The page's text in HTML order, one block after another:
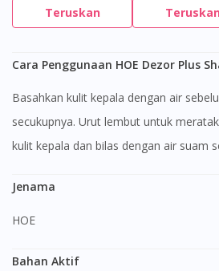
Teruskan Teruskan
Cara Penggunaan HOE Dezor Plus
Basahkan kulit kepala dengan air sebelum meletakkan syampu
secukupnya. Urut lembut untuk
kulit kepala dan bilas dengan air suam
Jenama
HOE
Bahan Aktif